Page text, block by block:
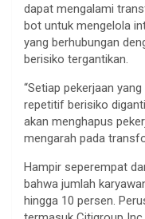
dapat mengalami
bot untuk mengelola
yang berhubungan
berisiko tergantikan.
“Setiap pekerjaan
repetitif berisiko
akan menghapus
mengarah pada
Hampir seperempat
bahwa jumlah
hingga 10 persen.